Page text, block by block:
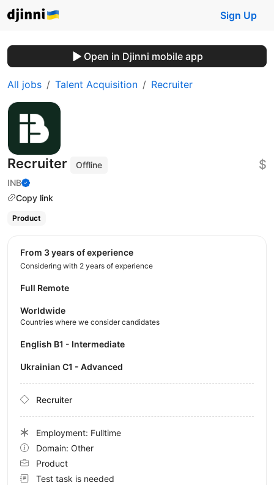
Sign Up
Open in Djinni mobile app
All jobs Talent Acquisition Recruiter
Recruiter
Offline
INB
Copy link
$
Product
from 3 years of experience
Considering with 2 years of experience
Full Remote
Worldwide
Countries where we consider candidates
English B1 - Intermediate
Ukrainian C1 - Advanced
Recruiter
Employment: Fulltime
Domain: Other
Product
Test task is needed